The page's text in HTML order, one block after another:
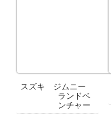
スズキ ジムニー
ランドベ
ンチャー